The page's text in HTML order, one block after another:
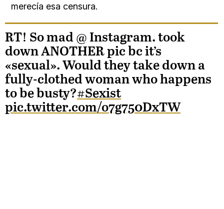
merecía esa censura.
RT! So mad @ Instagram. took
down ANOTHER pic bc it’s
«sexual». Would they take down a
fully-clothed woman who happens
to be busty?#Sexist
pic.twitter.com/o7g750DxTW